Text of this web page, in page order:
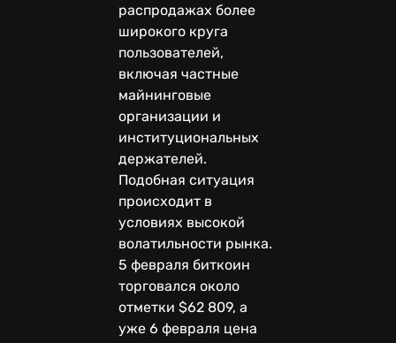
распродажах более
широкого круга
пользователей,
включая частные
майнинговые
организации и
институциональных
держателей.
Подобная ситуация
происходит в
условиях высокой
волатильности рынка.
5 февраля биткоин
торговался около
отметки $62 809, а
уже 6 февраля цена